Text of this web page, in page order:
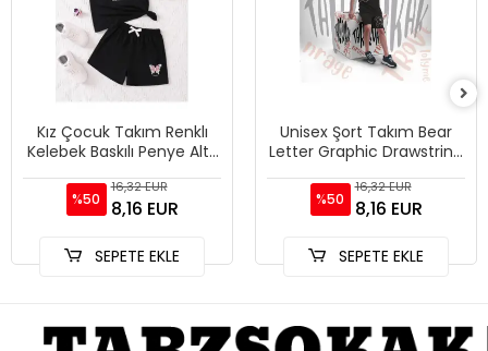
Kız Çocuk Takım Renklı
Kelebek Baskılı Penye Alt-
%50
16,32 EUR
8,16 EUR
SEPETE EKLE
Unisex Şort Takım Bear
Letter Graphic Drawstring
%50
16,32 EUR
8,16 EUR
SEPETE EKLE